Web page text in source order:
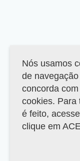
Nós usamos
de
concorda
cookies. Para
é feito, acesse
clique em